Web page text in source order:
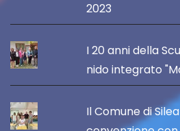
2023
I 20 anni della
nido integrato
Il Comune di